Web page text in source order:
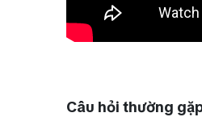
Câu hỏi thường